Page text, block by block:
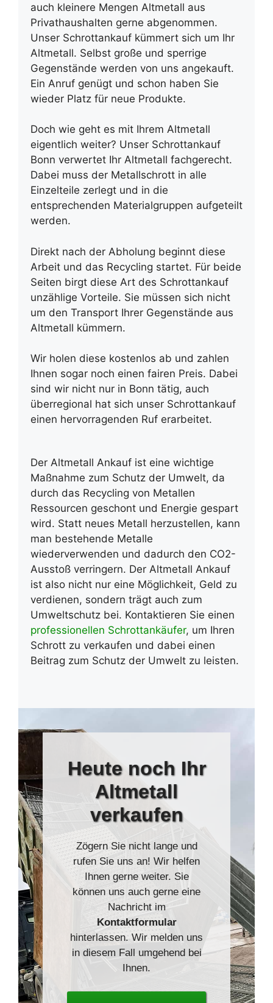
auch kleinere Mengen Altmetall aus
Privathaushalten gerne abgenommen.
Unser Schrottankauf kümmert sich um Ihr
Altmetall. Selbst große und sperrige
Gegenstände werden von uns angekauft.
Ein Anruf genügt und schon haben Sie
wieder Platz für neue Produkte.
Doch wie geht es mit Ihrem Altmetall
eigentlich weiter? Unser Schrottankauf
Bonn verwertet Ihr Altmetall fachgerecht.
Dabei muss der Metallschrott in alle
Einzelteile zerlegt und in die
entsprechenden Materialgruppen aufgeteilt
werden.
Direkt nach der Abholung beginnt diese
Arbeit und das Recycling startet. Für beide
Seiten birgt diese Art des Schrottankauf
unzählige Vorteile. Sie müssen sich nicht
um den Transport Ihrer Gegenstände aus
Altmetall kümmern.
Wir holen diese kostenlos ab und zahlen
Ihnen sogar noch einen fairen Preis. Dabei
sind wir nicht nur in Bonn tätig, auch
überregional hat sich unser Schrottankauf
einen hervorragenden Ruf erarbeitet.
Der Altmetall Ankauf ist eine wichtige
Maßnahme zum Schutz der Umwelt, da
durch das Recycling von Metallen
Ressourcen geschont und Energie gespart
wird. Statt neues Metall herzustellen, kann
man bestehende Metalle
wiederverwenden und dadurch den CO2-
Ausstoß verringern. Der Altmetall Ankauf
ist also nicht nur eine Möglichkeit, Geld zu
verdienen, sondern trägt auch zum
Umweltschutz bei. Kontaktieren Sie einen
professionellen Schrottankäufer, um Ihren
Schrott zu verkaufen und dabei einen
Beitrag zum Schutz der Umwelt zu leisten.
Heutenoch Ihr
Altmetall
verkaufen
Zögern Sie nicht lange und
rufen Sie uns an! Wir helfen
Ihnen gerne weiter. Sie
können uns auch gerne eine
Nachricht im
Kontaktformular
hinterlassen. Wir melden uns
in diesem Fall umgehend bei
Ihnen.